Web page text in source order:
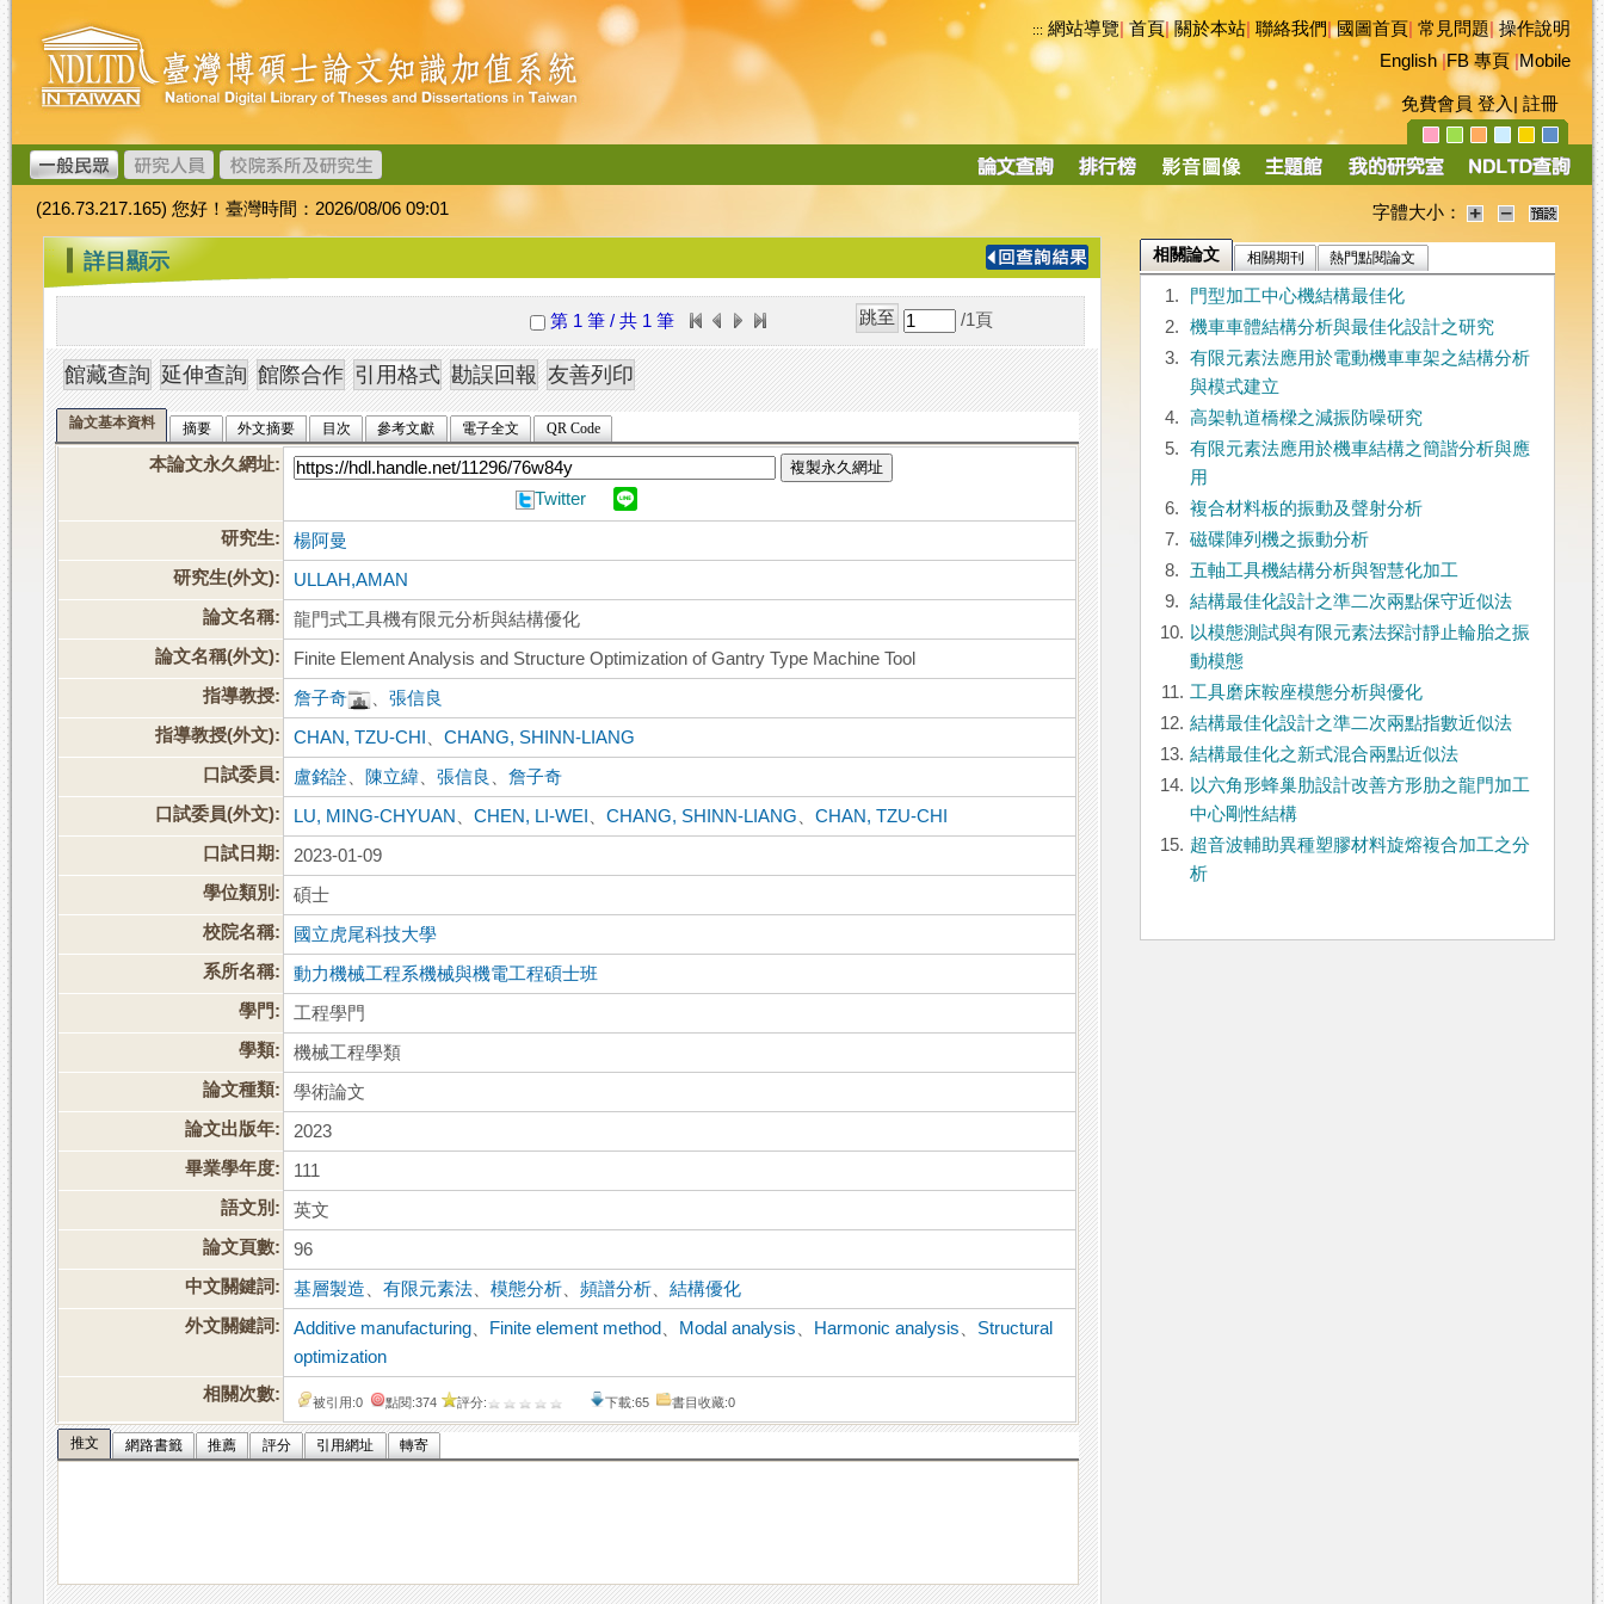
跳
到
主
要
內
容
臺
灣
博
碩
士
論
文
加
值
系
統
::: 網站導覽|首頁|關於本站 聯絡我們|國圖首頁 常見問題|操作說明
English|FB 專頁|Mobile
免費會員 登入 註冊
導
(216.73.217.165) 您好！臺灣時間：2026/08/06 09:01 字體大小：
::: 詳目顯示
第 1 筆 / 共 1 筆 /1 頁
論文基本資料 摘要 外文摘要 目次 參考文獻 電子全文 QR Code
本論文永久網址: 複製永久網址
Twitter
研究生:
楊阿曼
研究生(外文):
ULLAH,AMAN
論文名稱:
龍門式工具機有限元分析與結構優化
論文名稱(外文):
Finite Element Analysis and Structure Optimization of Gantry Type Machine Tool
指導教授:
詹子奇 、張信良
指導教授(外文):
CHAN, TZU-CHI 、CHANG, SHINN-LIANG
口試委員:
盧銘詮 陳立緯 、張信良 、詹子奇
口試委員(外文):
LU, MING-CHYUAN 、CHEN, LI-WEI 、CHANG, SHINN-LIANG 、CHAN, TZU-CHI
口試日期:
2023-01-09
學位類別:
碩士
校院名稱:
國立虎尾科技大學
系所名稱:
動力機械工程系機械與機電工程碩士班
學門:
工程學門
學類:
機械工程學類
論文種類:
學術論文
論文出版年:
2023
畢業學年度:
111
語文別:
英文
論文頁數:
96
中文關鍵詞:
基層製造 、有限元素法 、模態分析 、頻譜分析 、結構優化
外文關鍵詞:
Additive manufacturing Finite element method Modal analysis Harmonic analysis
Structural
optimization
相關次數:
被引用:0 點閱:374 評分: 下載:65 書目收藏:0
推文 網路書籤 推薦 評分 引用網址 轉寄
相關論文 相關期刊 熱門點閱論文
1.
門型加工中心機結構最佳化
2.
機車車體結構分析與最佳化設計之研究
3.
有限元素法應用於電動機車車架之結構分析
與模式建立
4.
高架軌道橋樑之減振防噪研究
5.
有限元素法應用於機車結構之簡諧分析與應
用
6.
複合材料板的振動及聲射分析
7.
磁碟陣列機之振動分析
8.
五軸工具機結構分析與智慧化加工
9.
結構最佳化設計之準二次兩點保守近似法
10. 以模態測試與有限元素法探討靜止輪胎之振
動模態
11. 工具磨床鞍座模態分析與優化
12. 結構最佳化設計之準二次兩點指數近似法
13. 結構最佳化之新式混合兩點近似法
14. 以六角形蜂巢肋設計改善方形肋之龍門加工
中心剛性結構
15. 超音波輔助異種塑膠材料旋熔複合加工之分
析